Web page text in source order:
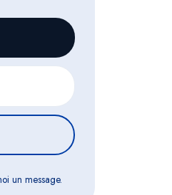
un message.